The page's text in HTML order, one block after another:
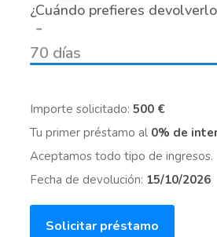
¿Cuándo prefieres
70 días
-
Importe solicitado: 500 €
Tu primer préstamo al 0% de
Aceptamos todo tipo de ingresos.
Fecha de devolución: 15/10/2026
Solicitar préstamo